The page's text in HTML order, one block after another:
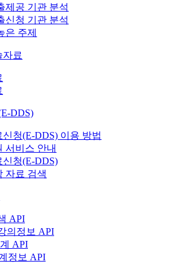
제공 기관 분석
신청 기관 분석
은 주제
자료
DDS)
청(E-DDS) 이용 방법
서비스 안내
신청(E-DDS)
자료 검색
API
의정보 API
API
정보 API